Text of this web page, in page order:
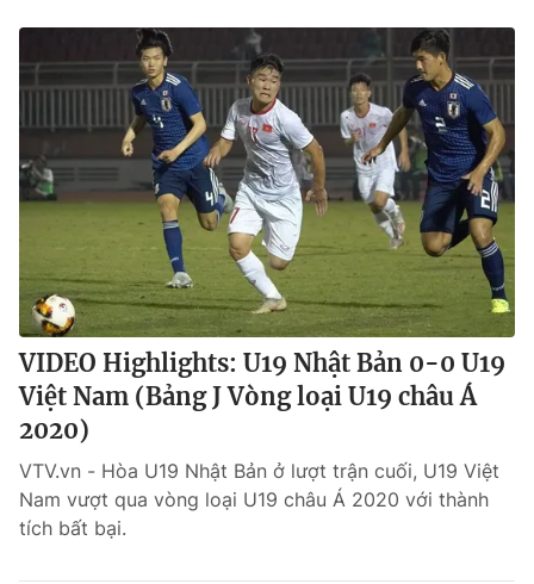
Các môn khác
Bên lề
VIDEO Highlights: U19 Nhật Bản 0-0 U19
Việt Nam (Bảng J Vòng loại U19 châu Á
2020)
VTV.vn - Hòa U19 Nhật Bản ở lượt trận cuối, U19 Việt
Nam vượt qua vòng loại U19 châu Á 2020 với thành
tích bất bại.